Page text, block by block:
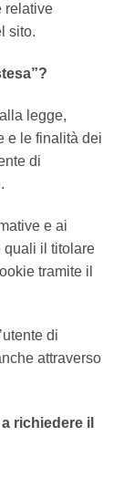
relative
sito.
legge,
e le finalità dei
di
e ai
quali il titolare
tramite il
di
attraverso
richiedere il